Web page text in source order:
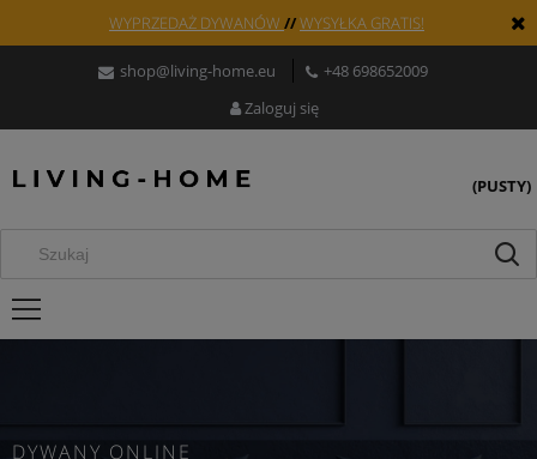
WYPRZEDAŻ DYWANÓW //WYSYŁKA GRATIS!
shop@living-home.eu
+48 698652009
Zaloguj się
(PUSTY)
DYWANY ONLINE